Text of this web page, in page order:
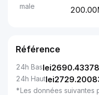
male
Référence
24h Baslei
24h Hautlei
*Les données suivantes